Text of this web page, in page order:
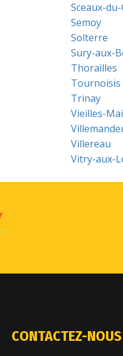
Sceaux-
Semoy
Solterre
Sury-aux-
Thorailles
Tournoisis
Trinay
Vieilles-
Villereau
Vitry-aux-
CONTACTEZ-NOUS